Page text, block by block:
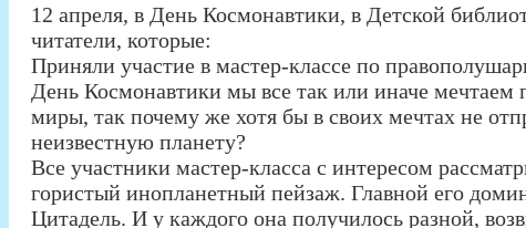
12 апреля, в День Космонавтики, в Детской
читатели, которые:
Приняли участие в мастер-классе по
День Космонавтики мы все так или иначе мечтаем
миры, так почему же хотя бы в своих мечтах не
неизвестную планету?
Все участники мастер-класса с интересом
гористый инопланетный пейзаж. Главной его
Цитадель. И у каждого она получилось разной,